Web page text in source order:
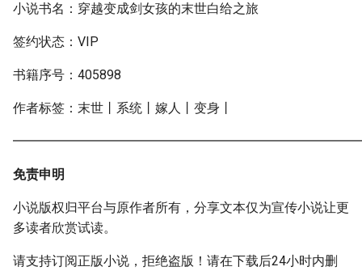
小说书名：穿越变成剑女孩的末世白给之旅
签约状态：VIP
书籍序号：405898
作者标签：末世丨系统丨嫁人丨变身丨
免责申明
小说版权归平台与原作者所有，分享文本仅为宣传小说让更
多读者欣赏试读。
请支持订阅正版小说，拒绝盗版！请在下载后24小时内删